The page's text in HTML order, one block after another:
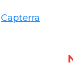
Capterra